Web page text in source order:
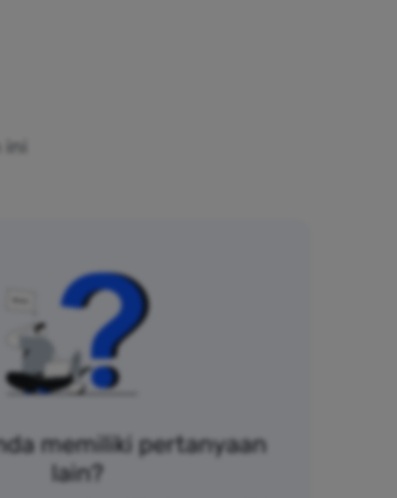
memiliki pertanyaan
lain?